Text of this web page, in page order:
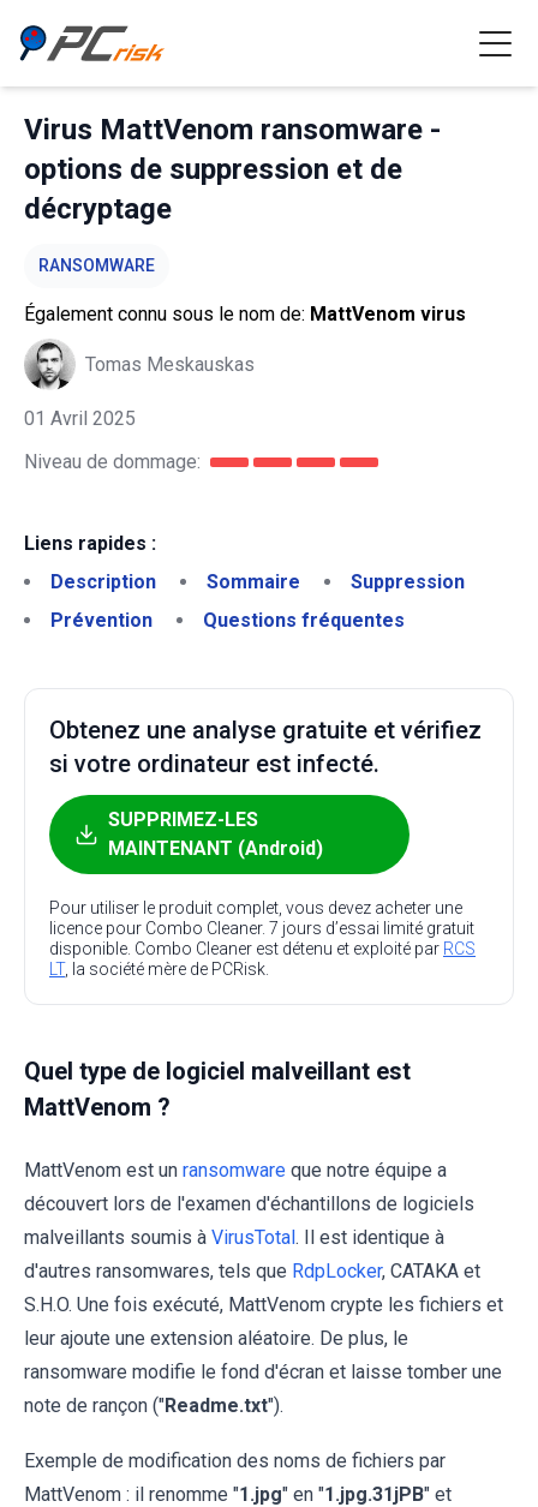
Virus MattVenom ransomware -
options de suppression et de
décryptage
RANSOMWARE
Également connu sous le nom de: MattVenom virus
Tomas Meskauskas
01 Avril 2025
Niveau de dommage:
Liens rapides :
Description
Sommaire
Suppression
Prévention
Questions fréquentes
Obtenez une analyse gratuite et vérifiez
si votre ordinateur est infecté.
SUPPRIMEZ-LES
MAINTENANT (Android)
Pour utiliser le produit complet, vous devez acheter une
licence pour Combo Cleaner. 7 jours d’essai limité gratuit
disponible. Combo Cleaner est détenu et exploité par RCS
LT, la société mère de PCRisk.
Quel type de logiciel malveillant est
MattVenom ?
MattVenom est un ransomware que notre équipe a
découvert lors de l'examen d'échantillons de logiciels
malveillants soumis à VirusTotal. Il est identique à
d'autres ransomwares, tels que RdpLocker, CATAKA et
S.H.O. Une fois exécuté, MattVenom crypte les fichiers et
leur ajoute une extension aléatoire. De plus, le
ransomware modifie le fond d'écran et laisse tomber une
note de rançon ("Readme.txt").
Exemple de modification des noms de fichiers par
MattVenom : il renomme "1.jpg" en "1.jpg.31jPB" et